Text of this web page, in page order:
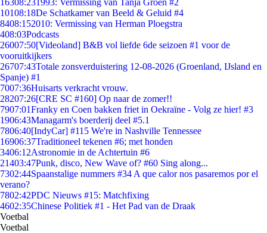
16308:231993: Vermissing van Tanja Groen #2
10108:18De Schatkamer van Beeld & Geluid #4
8408:152010: Vermissing van Herman Ploegstra
408:03Podcasts
26007:50[Videoland] B&B vol liefde 6de seizoen #1 voor de
vooruitkijkers
26707:43Totale zonsverduistering 12-08-2026 (Groenland, IJsland en
Spanje) #1
7007:36Huisarts verkracht vrouw.
28207:26[CRE SC #160] Op naar de zomer!!
7907:01Franky en Coen bakken friet in Oekraïne - Volg ze hier! #3
1906:43Managarm's boerderij deel #5.1
7806:40[IndyCar] #115 We're in Nashville Tennessee
16906:37Traditioneel tekenen #6; met honden
3406:12Astronomie in de Achtertuin #6
21403:47Punk, disco, New Wave of? #60 Sing along...
7302:44Spaanstalige nummers #34 A que calor nos pasaremos por el
verano?
7802:42PDC Nieuws #15: Matchfixing
4602:35Chinese Politiek #1 - Het Pad van de Draak
Voetbal
Voetbal